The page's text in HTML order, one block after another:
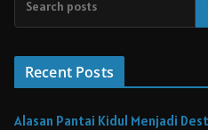
Recent Posts
Alasan Pantai Kidul Menjadi